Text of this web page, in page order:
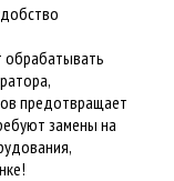
обрабатывать
предотвращает
замены на